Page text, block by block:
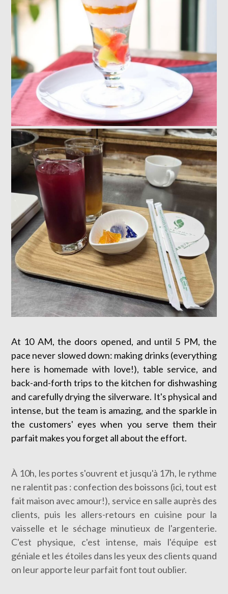
At 10 AM, the doors opened, and until 5 PM, the
pace never slowed down: making drinks (everything
here is homemade with love!), table service, and
back-and-forth trips to the kitchen for dishwashing
and carefully drying the silverware. It's physical and
intense, but the team is amazing, and the sparkle in
the customers' eyes when you serve them their
parfait makes you forget all about the effort.
À 10h, les portes s'ouvrent et jusqu'à 17h, le rythme
ne ralentit pas : confection des boissons (ici, tout est
fait maison avec amour!), service en salle auprès des
clients, puis les allers-retours en cuisine pour la
vaisselle et le séchage minutieux de l'argenterie.
C'est physique, c'est intense, mais l'équipe est
géniale et les étoiles dans les yeux des clients quand
on leur apporte leur parfait font tout oublier.